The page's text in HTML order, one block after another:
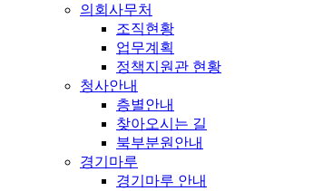
의회사무처
조직현황
업무계획
정책지원관 현황
청사안내
층별안내
찾아오시는 길
북부분원안내
경기마루
경기마루 안내